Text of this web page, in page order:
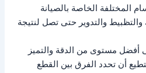
المختلفة الخاصة بالصيانة
والتظبيط والتدوير حتى تصل لنتيجة
أفضل مستوى من الدقة والتميز
أن تحدد الفرق بين القطع